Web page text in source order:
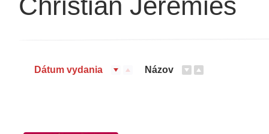
Dátum vydania Názov